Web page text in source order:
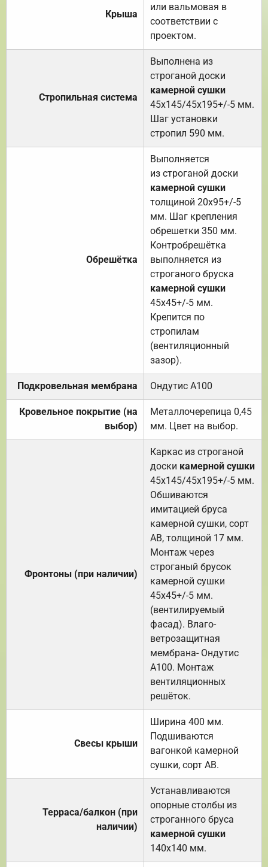
Крыша
или вальмовая в
соответствии с
проектом.
Стропильная система
Выполнена из
строганой доски
камерной сушки
45х145/45х195+/-5 мм.
Шаг установки
стропил 590 мм.
Обрешётка
Выполняется
из строганой доски
камерной сушки
толщиной 20х95+/-5
мм. Шаг крепления
обрешетки 350 мм.
Контробрешётка
выполняется из
строганого бруска
камерной сушки
45х45+/-5 мм.
Крепится по
стропилам
(вентиляционный
зазор).
Подкровельная мембрана Ондутис А100
Кровельное покрытие (на
выбор)
Металлочерепица 0,45
мм. Цвет на выбор.
Фронтоны (при наличии)
Каркас из строганой
доски камерной сушки
45х145/45х195+/-5 мм.
Обшиваются
имитацией бруса
камерной сушки, сорт
АВ, толщиной 17 мм.
Монтаж через
строганый брусок
камерной сушки
45х45+/-5 мм.
(вентилируемый
фасад). Влаго-
ветрозащитная
мембрана- Ондутис
А100. Монтаж
вентиляционных
решёток.
Свесы крыши
Ширина 400 мм.
Подшиваются
вагонкой камерной
сушки, сорт АВ.
Терраса/балкон (при
наличии)
Устанавливаются
опорные столбы из
строганного бруса
камерной сушки
140х140 мм.